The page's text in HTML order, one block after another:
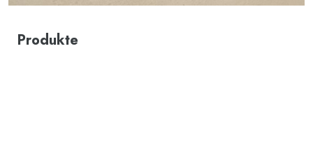
Produkte